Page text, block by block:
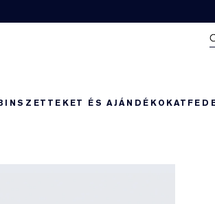
SZETTEKET ÉS AJÁNDÉKOKAT